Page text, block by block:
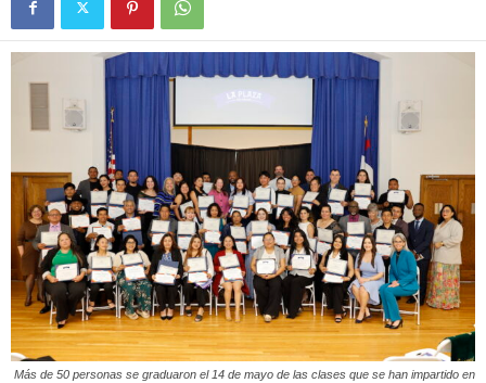
Más de 50 personas se graduaron el 14 de mayo de las clases que se han impartido en